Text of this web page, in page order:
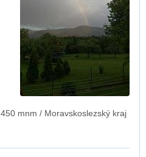
450 mnm / Moravskoslezský kraj